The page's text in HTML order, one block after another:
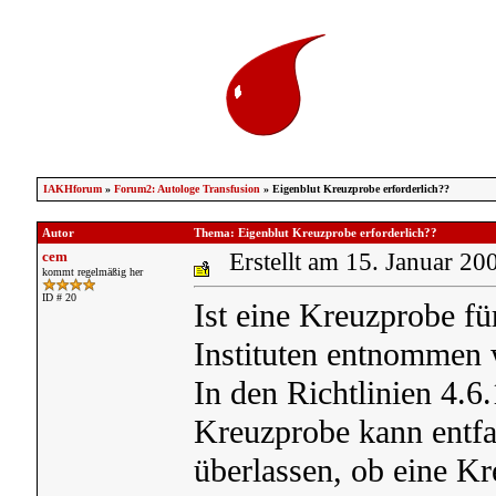
IAKHforum» Forum2: Autologe Transfusion » Eigenblut Kreuzprobe erforderlich??
Autor Thema: Eigenblut Kreuzprobe erforderlich??
cem
kommt regelmäßig her
ID # 20
Erstellt am 15. Januar
Ist eine Kreuzprobe
Instituten
In den Richtlinien
Kreuzprobe kann
überlassen, ob eine